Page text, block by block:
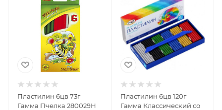
Пластилин 6цв 73г
Гамма Пчелка 280029Н
Пластилин 6цв 120г
Гамма Классический со